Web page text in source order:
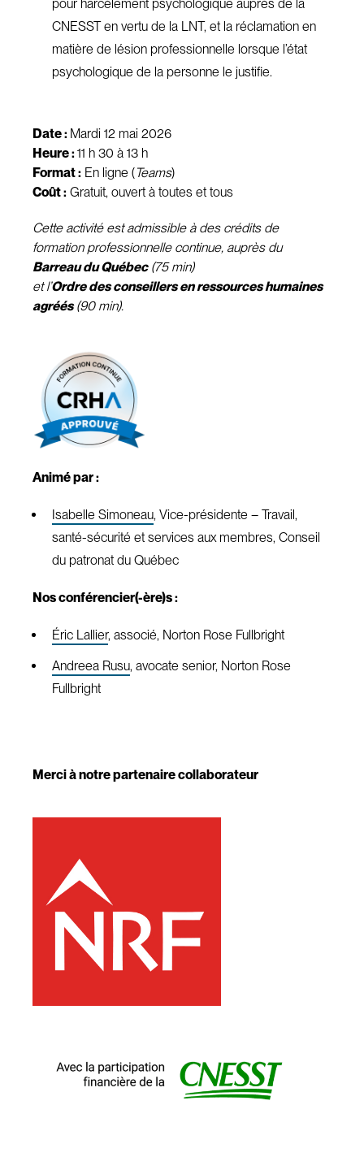
pour harcèlement psychologique auprès de la
CNESST en vertu de la LNT, et la réclamation en
matière de lésion professionnelle lorsque l’état
psychologique de la personne le justifie.
Date : Mardi 12 mai 2026
Heure :11 h 30 à 13 h
Format : En ligne (Teams)
Coût : Gratuit, ouvert à toutes et tous
Cette activité est admissible à des crédits de
formation professionnelle continue, auprès du
Barreau du Québec(75 min)
et l’Ordre des conseillers en ressources humaines
agréés(90 min).
Animé par :
Isabelle Simoneau, Vice-présidente – Travail,
santé-sécurité et services aux membres, Conseil
du patronat du Québec
Nos conférencier(-ère)s :
Éric Lallier, associé, Norton Rose Fullbright
Andreea Rusu, avocate senior, Norton Rose
Fullbright
Merci à notre partenaire collaborateur